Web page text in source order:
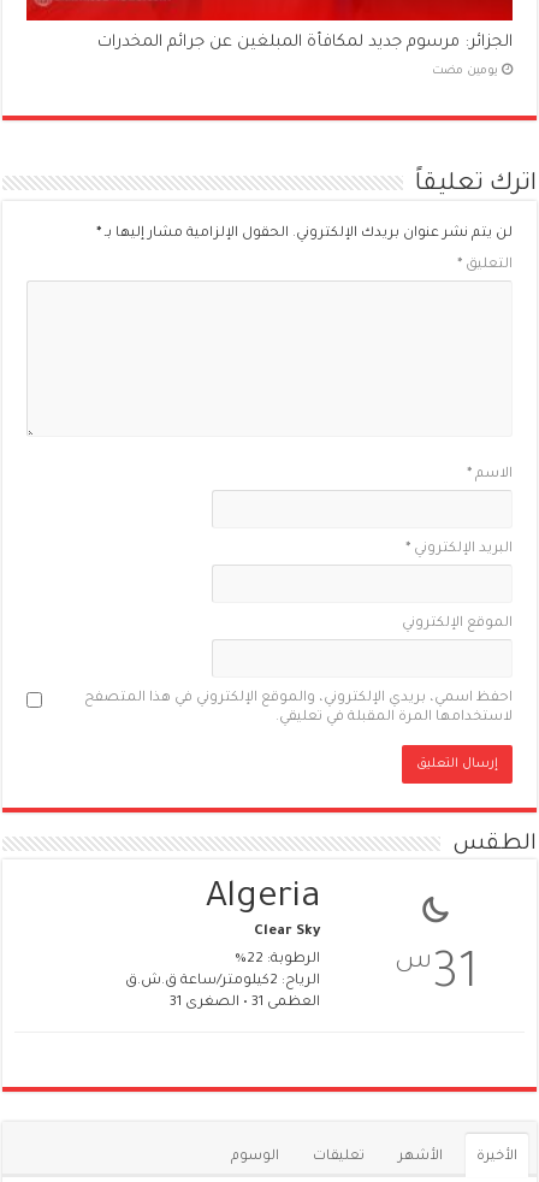
الجزائر: مرسوم جديد لمكافأة المبلغين عن جرائم المخدرات
‏يومين مضت
اترك تعليقاً
لن يتم نشر عنوان بريدك الإلكتروني. الحقول الإلزامية مشار إليها بـ*
التعليق*
الاسم*
البريد الإلكتروني*
الموقع الإلكتروني
احفظ اسمي، بريدي الإلكتروني، والموقع الإلكتروني في هذا المتصفح
لاستخدامها المرة المقبلة في تعليقي.
الطقس
31 س
Algeria
Clear Sky
الرطوبة: 22%
الرياح: 2كيلومتر/ساعة ق.ش.ق‎
العظمى 31 • الصغرى 31
الأخيرة الأشهر تعليقات الوسوم